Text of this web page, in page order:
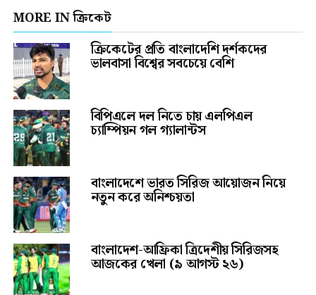
MORE IN ক্রিকেট
ক্রিকেটের প্রতি বাংলাদেশি দর্শকদের
ভালবাসা বিশ্বের সবচেয়ে বেশি
বিপিএলে দল নিতে চায় এলপিএল
চ্যাম্পিয়ন গল গ্যালান্টস
বাংলাদেশে ভারত সিরিজ আয়োজন নিয়ে
নতুন করে অনিশ্চয়তা
বাংলাদেশ-আফ্রিকা ত্রিদেশীয় সিরিজসহ
আজকের খেলা (৯ আগস্ট ২৬)